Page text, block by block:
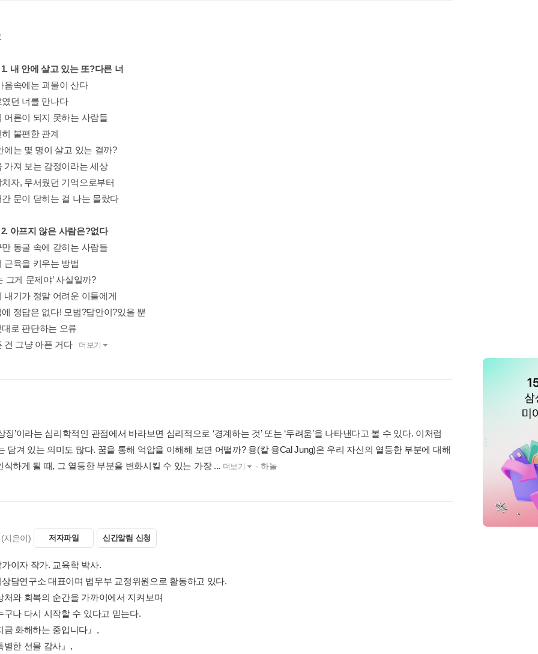
내 안에 살고 있는 또?다른 너
속에는 괴물이 산다
던 너를 만나다
른이 되지 못하는 사람들
불편한 관계
는 몇 명이 살고 있는 걸까?
져 보는 감정이라는 세상
자, 무서웠던 기억으로부터
문이 닫히는 걸 나는 몰랐다
아프지 않은 사람은?없다
동굴 속에 갇히는 사람들
육을 키우는 방법
게 문제야’ 사실일까?
기가 정말 어려운 이들에게
정답은 없다! 모범?답안이?있을 뿐
로 판단하는 오류
그냥 아픈 거다
더보기
징’이라는 심리학적인 관점에서 바라보면 심리적으로 ‘경계하는 것’ 또는 ‘두려움’을 나타낸다고 볼 수 있다. 이처럼
담겨 있는 의미도 많다. 꿈을 통해 억압을 이해해 보면 어떨까? 융(칼 융Cal Jung)은 우리 자신의 열등한 부분에 대해
식하게 될 때, 그 열등한 부분을 변화시킬 수 있는 가장 ... 더보기 - 하놀
(지은이) 저자파일 신간알림 신청
이자 작가. 교육학 박사.
담연구소 대표이며 법무부 교정위원으로 활동하고 있다.
처와 회복의 순간을 가까이에서 지켜보며
구나 다시 시작할 수 있다고 믿는다.
금 화해하는 중입니다』,
별한 선물 감사』,